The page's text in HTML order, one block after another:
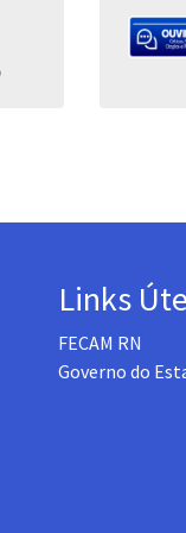
Links
FECAM RN
Governo do